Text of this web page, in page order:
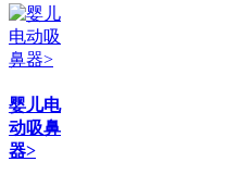
婴儿电
动吸鼻
器>